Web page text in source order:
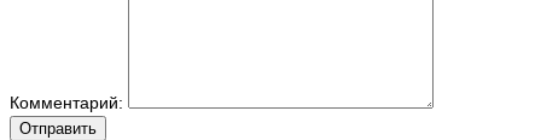
Комментарий:
Отправить